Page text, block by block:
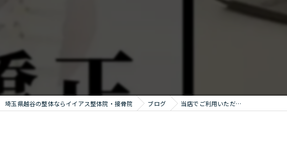
姿勢
O脚矯正
埼玉県越谷の整体ならイイアス整体院・接骨院 ブログ 当店でご利用いただ…